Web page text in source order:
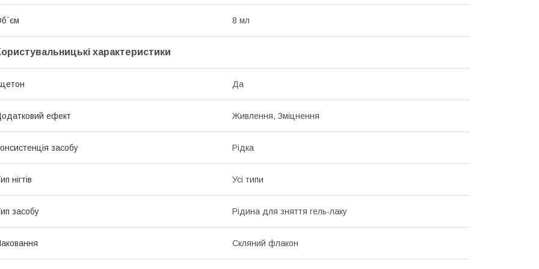
8 мл
характеристики
Да
ефект Живлення, Зміцнення
засобу Рідка
нігтів Усі типи
засобу Рідина для зняття гель-лаку
Скляний флакон